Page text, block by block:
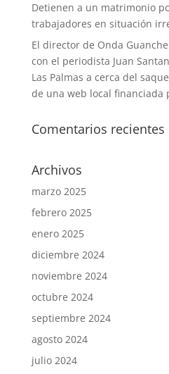
Detienen a un matrimonio
trabajadores en situación
El director de Onda
con el periodista Juan
Las Palmas a cerca del
de una web local financiada
Comentarios recientes
Archivos
marzo 2025
febrero 2025
enero 2025
diciembre 2024
noviembre 2024
octubre 2024
septiembre 2024
agosto 2024
julio 2024